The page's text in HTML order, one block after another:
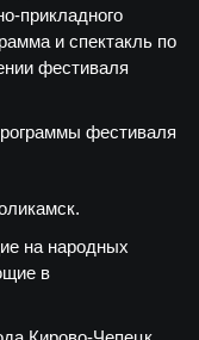
прикладного
и спектакль по
фестиваля
фестиваля
на народных
в